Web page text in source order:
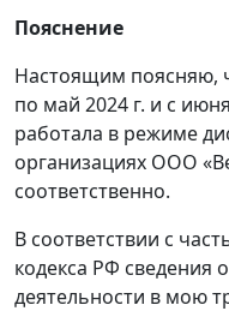
Пояснение
Настоящим поясняю,
по май 2024 г. и с
работала в режиме
организациях ООО
соответственно.
В соответствии с
кодекса РФ сведения
деятельности в мою